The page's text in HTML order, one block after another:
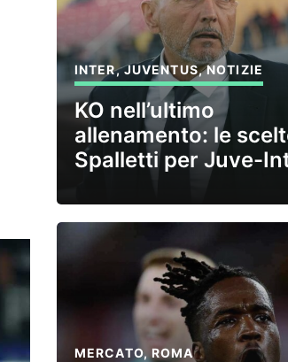
INTER,JUVENTUS,NOTIZIE
KO nell’ultimo
allenamento: le
Spalletti per Juve-
MERCATO, ROMA